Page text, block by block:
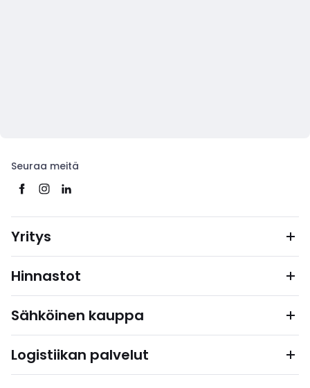
Seuraa meitä
Yritys
Hinnastot
Sähköinen kauppa
Logistiikan palvelut